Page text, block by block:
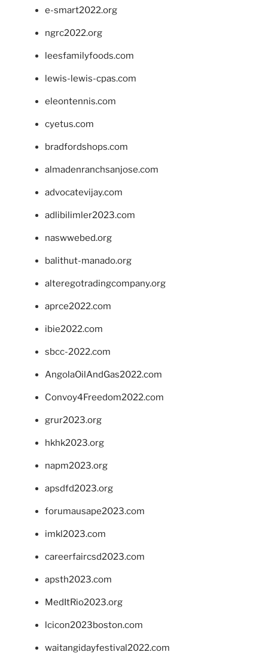
e-smart2022.org
ngrc2022.org
leesfamilyfoods.com
lewis-lewis-cpas.com
eleontennis.com
cyetus.com
bradfordshops.com
almadenranchsanjose.com
advocatevijay.com
adlibilimler2023.com
naswwebed.org
balithut-manado.org
alteregotradingcompany.org
aprce2022.com
ibie2022.com
sbcc-2022.com
AngolaOilAndGas2022.com
Convoy4Freedom2022.com
grur2023.org
hkhk2023.org
napm2023.org
apsdfd2023.org
forumausape2023.com
imkl2023.com
careerfaircsd2023.com
apsth2023.com
MedItRio2023.org
lcicon2023boston.com
waitangidayfestival2022.com